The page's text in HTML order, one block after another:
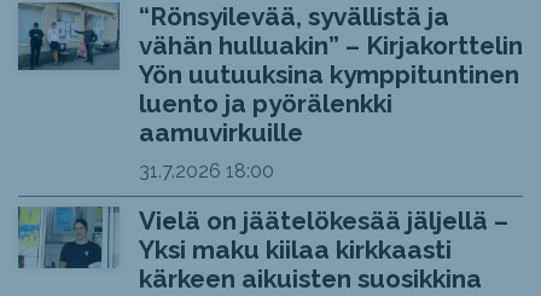
“Rönsyilevää, syvällistä ja
vähän hulluakin” – Kirjakorttelin
Yön uutuuksina kymppituntinen
luento ja pyörälenkki
aamuvirkuille
31.7.2026 18:00
Vielä on jäätelökesää jäljellä –
Yksi maku kiilaa kirkkaasti
kärkeen aikuisten suosikkina